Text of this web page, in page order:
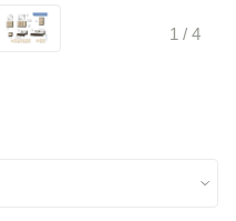
1 / 4